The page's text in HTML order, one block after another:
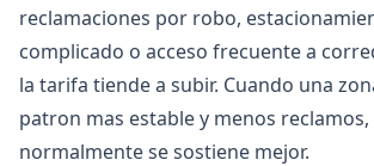
reclamaciones por robo,
complicado o acceso frecuente a
la tarifa tiende a subir. Cuando una
patron mas estable y menos
normalmente se sostiene mejor.